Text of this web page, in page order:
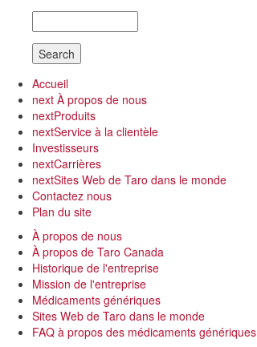
Accueil
next À propos de nous
nextProduits
nextService à la clientèle
Investisseurs
nextCarrières
nextSites Web de Taro dans le monde
Contactez nous
Plan du site
À propos de nous
À propos de Taro Canada
Historique de l'entreprise
Mission de l'entreprise
Médicaments génériques
Sites Web de Taro dans le monde
FAQ à propos des médicaments génériques